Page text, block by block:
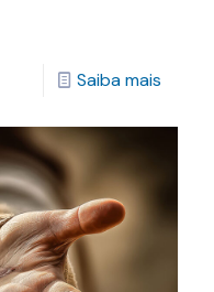
Saiba mais